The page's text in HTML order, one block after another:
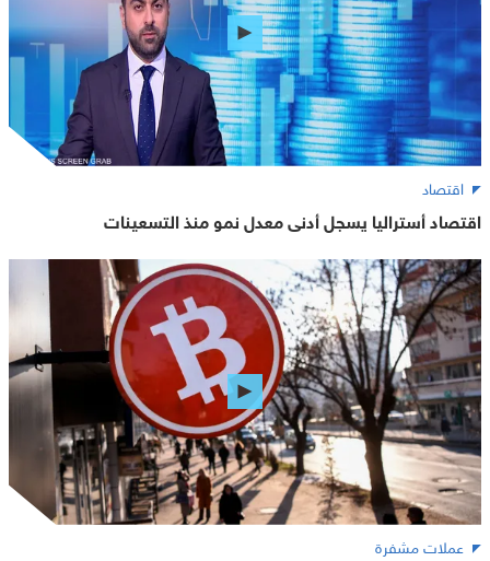
اقتصاد
اقتصاد أستراليا يسجل أدنى معدل نمو منذ التسعينات
عملات مشفرة